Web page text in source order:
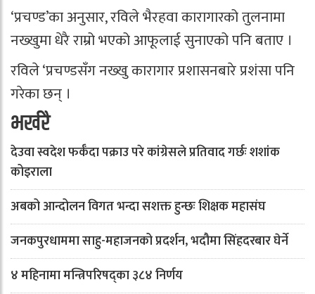
‘प्रचण्ड’का अनुसार, रविले भैरहवा कारागारको तुलनामा
नख्खुमा धेरै राम्रो भएको आफूलाई सुनाएको पनि बताए ।
रविले ‘प्रचण्डसँग नख्खु कारागार प्रशासनबारे प्रशंसा पनि
गरेका छन् ।
भर्खरै
देउवा स्वदेश फर्कँदा पक्राउ परे कांग्रेसले प्रतिवाद गर्छः शशांक
कोइराला
अबको आन्दोलन विगत भन्दा सशक्त हुन्छः शिक्षक महासंघ
जनकपुरधाममा साहु-महाजनको प्रदर्शन, भदौमा सिंहदरबार घेर्ने
४ महिनामा मन्त्रिपरिषद्का ३८४ निर्णय